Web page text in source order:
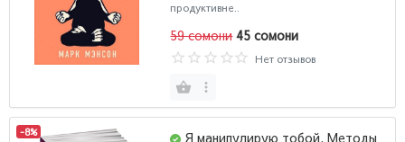
продуктивне..
59 сомони 45 сомони
Нет отзывов
-8% Я манипулирую тобой. Методы